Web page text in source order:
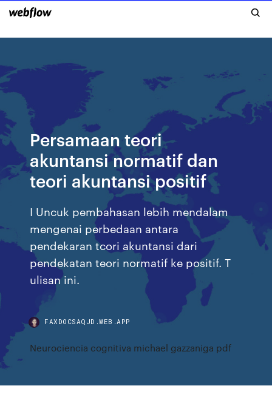
Persamaan teori
akuntansi normatif dan
teori akuntansi positif
I Uncuk pembahasan lebih mendalam
mengenai perbedaan antara
pendekaran tcori akuntansi dari
pendekatan teori normatif ke positif. T
ulisan ini.
FAXDOCSAQJD.WEB.APP
Neurociencia cognitiva michael gazzaniga pdf